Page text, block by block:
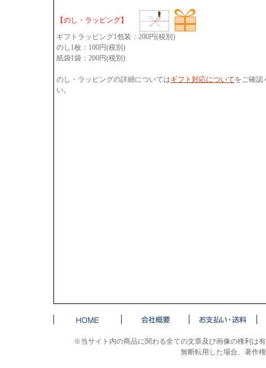
【のし・ラッピング】
ギフトラッピング1包装：200円(税別)
のし1枚：100円(税別)
紙袋1袋：200円(税別)
のし・ラッピングの詳細についてはギフト対応についてをご確認
い。
※当サイト内の商品に関わる全ての文章及び画像の権利は
無断転用した場合、著作